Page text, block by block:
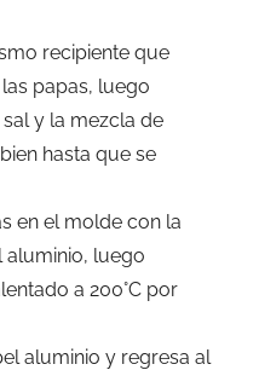
recipiente que
papas, luego
y la mezcla de
hasta que se
en el molde con la
aluminio, luego
a 200°C por
aluminio y regresa al